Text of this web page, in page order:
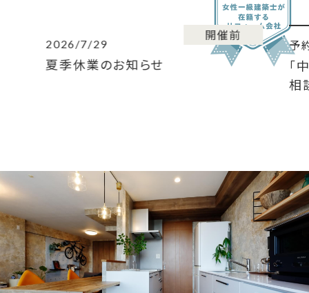
開催前
2026/7/29
夏季休業のお知らせ
予
「
相